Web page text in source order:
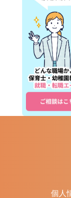
個人